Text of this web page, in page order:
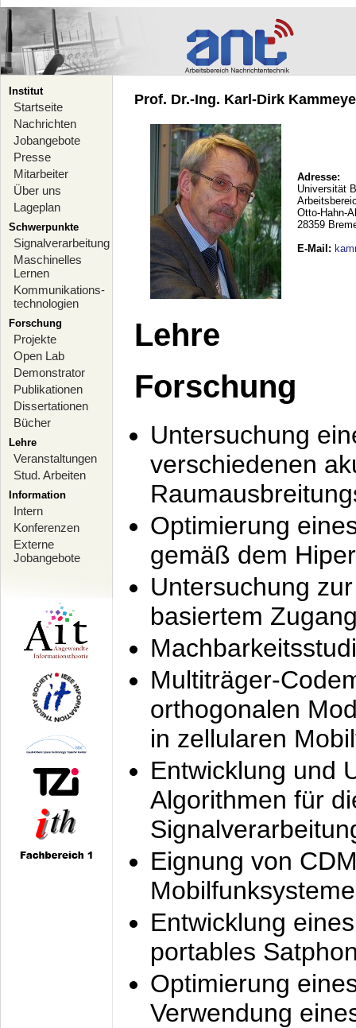
Institut
Startseite
Nachrichten
Jobangebote
Presse
Mitarbeiter
Über uns
Lageplan
Schwerpunkte
Signalverarbeitung
Maschinelles
Lernen
Kommunikations-
technologien
Forschung
Projekte
Open Lab
Demonstrator
Publikationen
Dissertationen
Bücher
Lehre
Veranstaltungen
Stud. Arbeiten
Information
Intern
Konferenzen
Externe
Jobangebote
Prof. Dr.-Ing. Karl-Dirk
Adresse:
Universität
Otto-Hahn-
28359
E-Mail :
Lehre
Forschung
Untersuchung
verschiedenen
Optimierung
gemäß dem
Untersuchung
basiertem
Multiträger-
orthogonalen
in zellularen
Entwicklung und
Algorithmen für
Eignung von
Mobilfunksysteme
Entwicklung
portables
Optimierung
Verwendung